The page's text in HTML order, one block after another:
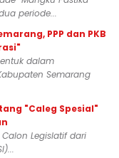
periode...
PPP dan PKB
dalam
Semarang
"Caleg Spesial"
Legislatif dari